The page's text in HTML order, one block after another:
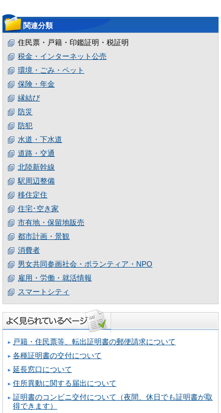
関連分類
住民票・戸籍・印鑑証明・税証明
税金・インターネット公売
環境・ごみ・ペット
保険・年金
縁結び
防災
防犯
水道・下水道
道路・交通
北陸新幹線
駅周辺整備
移住定住
住宅･空き家
市有地・保留地販売
都市計画・景観
消費者
男女共同参画社会・ボランティア・NPO
雇用・労働・就活情報
スマートシティ
戸籍・住民票等、転出証明書の郵便請求について
各種証明書の交付について
延長窓口について
住所異動に関する届出について
証明書のコンビニ交付について（夜間、休日でも証明書が取
得できます）